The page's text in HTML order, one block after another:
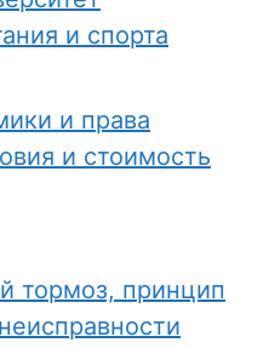
и спорта
и права
и стоимость
тормоз, принцип